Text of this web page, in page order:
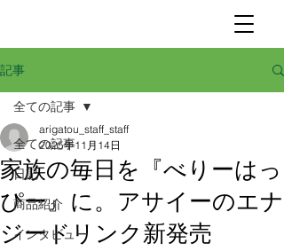
記事
全ての記事
日記
商品紹介
インタビュー
全ての記事
家族の毎日を『べりーはっ
ぴー』に。アサイーのエナ
ジードリンク新発売
arigatou_staff_staff
2025年11月14日